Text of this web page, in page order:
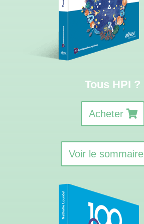
Tous HPI ?
Acheter
Voir le sommaire